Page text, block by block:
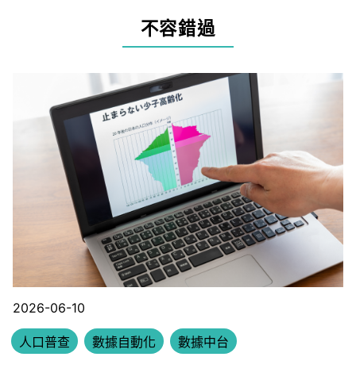
不容錯過
2026-06-10
人口普查 數據自動化 數據中台